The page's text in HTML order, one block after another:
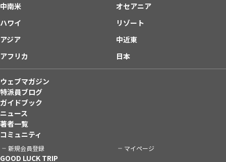
中南米
オセアニア
ハワイ
リゾート
アジア
中近東
アフリカ
日本
ウェブマガジン
特派員ブログ
ガイドブック
ニュース
著者一覧
コミュニティ
新規会員登録 マイページ
GOOD LUCK TRIP